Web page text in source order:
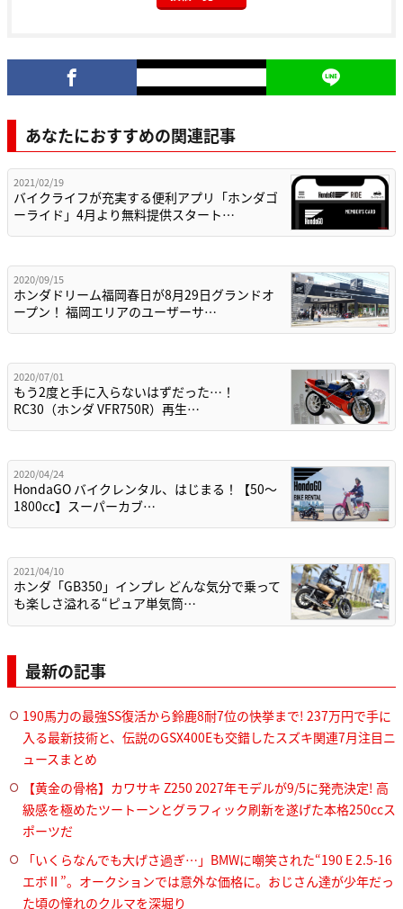
あなたにおすすめの関連記事
2021/02/19
バイクライフが充実する便利アプリ「ホンダゴ
ーライド」4月より無料提供スタート…
2020/09/15
ホンダドリーム福岡春日が8月29日グランドオ
ープン！ 福岡エリアのユーザーサ…
2020/07/01
もう2度と手に入らないはずだった…！
RC30（ホンダ VFR750R）再生…
2020/04/24
HondaGO バイクレンタル、はじまる！【50〜
1800cc】スーパーカブ…
2021/04/10
ホンダ「GB350」インプレ どんな気分で乗って
も楽しさ溢れる“ピュア単気筒…
最新の記事
190馬力の最強SS復活から鈴鹿8耐7位の快挙まで! 237万円で手に
入る最新技術と、伝説のGSX400Eも交錯したスズキ関連7月注目ニ
ュースまとめ
【黄金の骨格】カワサキ Z250 2027年モデルが9/5に発売決定! 高
級感を極めたツートーンとグラフィック刷新を遂げた本格250ccス
ポーツだ
「いくらなんでも大げさ過ぎ…」BMWに嘲笑された“190 E 2.5-16
エボⅡ”。オークションでは意外な価格に。おじさん達が少年だっ
た頃の憧れのクルマを深堀り